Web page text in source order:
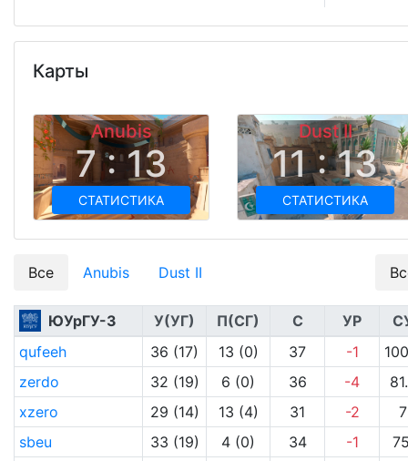
Карты
Anubis
7 : 13
СТАТИСТИКА
Dust II
11 : 13
СТАТИСТИКА
Все Anubis Dust II
ЮУрГУ-3 У(УГ) П(СГ) С УР
qufeeh
36 (17) 13 (0) 37 -1
zerdo
32 (19) 6 (0) 36 -4
xzero
29 (14) 13 (4) 31 -2
sbeu
33 (19) 4 (0) 34 -1